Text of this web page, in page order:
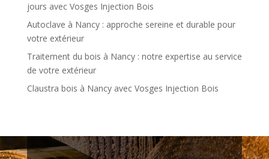
jours avec Vosges Injection Bois
Autoclave à Nancy : approche sereine et durable pour
votre extérieur
Traitement du bois à Nancy : notre expertise au service
de votre extérieur
Claustra bois à Nancy avec Vosges Injection Bois